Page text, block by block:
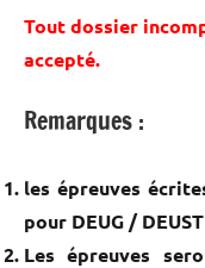
Tout dossier
accepté.
Remarques :
les épreuves
pour DEUG /
Les épreuves